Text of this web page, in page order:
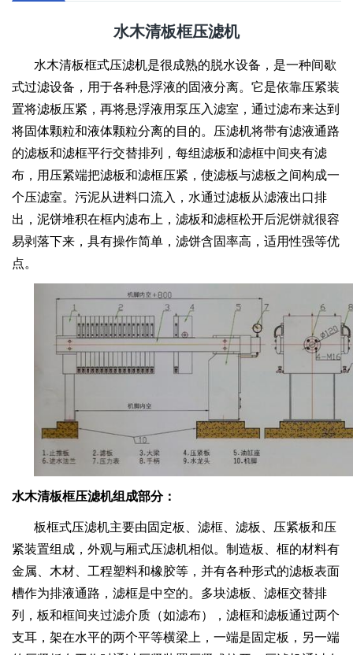
水木清板框压滤机
水木清板框式压滤机是很成熟的脱水设备，是一种间歇
式过滤设备，用于各种悬浮液的固液分离。它是依靠压紧装
置将滤板压紧，再将悬浮液用泵压入滤室，通过滤布来达到
将固体颗粒和液体颗粒分离的目的。压滤机将带有滤液通路
的滤板和滤框平行交替排列，每组滤板和滤框中间夹有滤
布，用压紧端把滤板和滤框压紧，使滤板与滤板之间构成一
个压滤室。污泥从进料口流入，水通过滤板从滤液出口排
出，泥饼堆积在框内滤布上，滤板和滤框松开后泥饼就很容
易剥落下来，具有操作简单，滤饼含固率高，适用性强等优
点。
水木清板框压滤机组成部分：
板框式压滤机主要由固定板、滤框、滤板、压紧板和压
紧装置组成，外观与厢式压滤机相似。制造板、框的材料有
金属、木材、工程塑料和橡胶等，并有各种形式的滤板表面
槽作为排液通路，滤框是中空的。多块滤板、滤框交替排
列，板和框间夹过滤介质（如滤布），滤框和滤板通过两个
支耳，架在水平的两个平等横梁上，一端是固定板，另一端